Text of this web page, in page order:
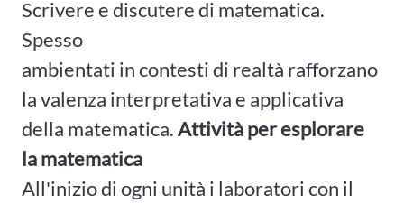
Scrivere e discutere di matematica.
Spesso
ambientati in contesti di realtà rafforzano
la valenza interpretativa e applicativa
della matematica.Attività per esplorare
la matematica
All'inizio di ogni unità i laboratori con il